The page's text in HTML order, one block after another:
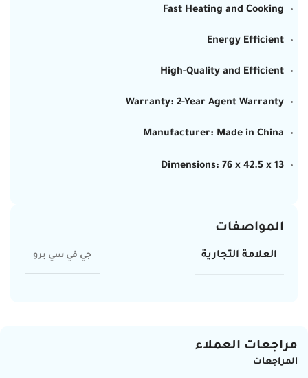
Fast Heating and Cooking
Energy Efficient
High-Quality and Efficient
Warranty: 2-Year Agent Warranty
Manufacturer: Made in China
Dimensions: 76 x 42.5 x 13
المواصفات
العلامة التجارية جي في سي برو
مراجعات العملاء
المراجعات